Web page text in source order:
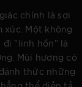
chính là sợi
xúc. Một không
đi "linh hồn" là
Mùi hương có
thức những